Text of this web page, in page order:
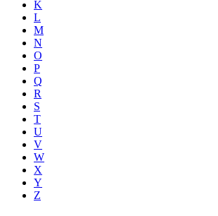
K
L
M
N
O
P
Q
R
S
T
U
V
W
X
Y
Z